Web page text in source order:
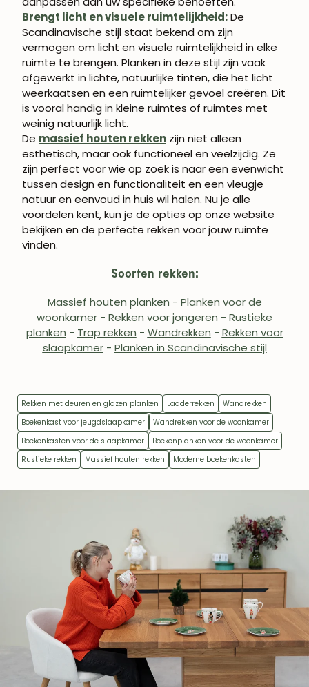
Brengt licht en visuele ruimtelijkheid:De
Scandinavische stijl staat bekend om zijn
vermogen om licht en visuele ruimtelijkheid in elke
ruimte te brengen. Planken in deze stijl zijn vaak
afgewerkt in lichte, natuurlijke tinten, die het licht
weerkaatsen en een ruimtelijker gevoel creëren. Dit
is vooral handig in kleine ruimtes of ruimtes met
weinig natuurlijk licht.
De massief houten rekken zijn niet alleen
esthetisch, maar ook functioneel en veelzijdig. Ze
zijn perfect voor wie op zoek is naar een evenwicht
tussen design en functionaliteit en een vleugje
natuur en eenvoud in huis wil halen. Nu je alle
voordelen kent, kun je de opties op onze website
bekijken en de perfecte rekken voor jouw ruimte
vinden.
Soorten rekken:
Massief houten planken - Planken voor de
woonkamer - Rekken voor jongeren - Rustieke
planken - Trap rekken - Wandrekken - Rekken voor
slaapkamer- Planken in Scandinavische stijl
Rekken met deuren en glazen planken Ladderrekken
Wandrekken
Boekenkast voor jeugdslaapkamer
Wandrekken voor de woonkamer
Boekenkasten voor de slaapkamer
Boekenplanken voor de woonkamer
Rustieke rekken
Massief houten rekken Moderne boekenkasten
Schrijf je in en krijg 5% korting op je eerste
aankoop.
ABONNEREN